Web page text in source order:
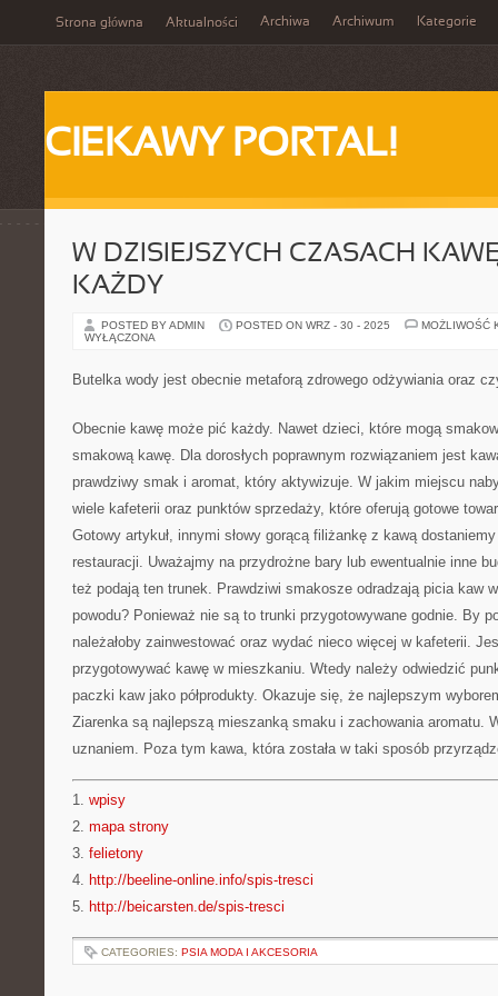
Strona główna Aktualności Archiwa Archiwum Kategorie
CIEKAWY PORTAL!
W DZISIEJSZYCH CZASACH
KAŻDY
POSTED BY ADMIN POSTED ON WRZ - 30 - 2025
MOŻLIWOŚĆ
WYŁĄCZONA
Butelka wody jest obecnie metaforą zdrowego odżywiania oraz
Obecnie kawę może pić każdy. Nawet dzieci, które mogą
smakową kawę. Dla dorosłych poprawnym rozwiązaniem jest
prawdziwy smak i aromat, który aktywizuje. W jakim miejscu
wiele kafeterii oraz punktów sprzedaży, które oferują gotowe
Gotowy artykuł, innymi słowy gorącą filiżankę z kawą
restauracji. Uważajmy na przydrożne bary lub ewentualnie inne
też podają ten trunek. Prawdziwi smakosze odradzają picia kaw
powodu? Ponieważ nie są to trunki przygotowywane godnie. By
należałoby zainwestować oraz wydać nieco więcej w kafeterii.
przygotowywać kawę w mieszkaniu. Wtedy należy odwiedzić
paczki kaw jako półprodukty. Okazuje się, że najlepszym
Ziarenka są najlepszą mieszanką smaku i zachowania aromatu.
uznaniem. Poza tym kawa, która została w taki sposób
1. wpisy
2. mapa strony
3. felietony
4. http://beeline-online.info/spis-tresci
5. http://beicarsten.de/spis-tresci
CATEGORIES: PSIA MODA I AKCESORIA